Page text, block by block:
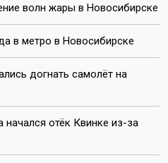
волн жары в Новосибирске
в метро в Новосибирске
догнать самолёт на
отёк Квинке из-за